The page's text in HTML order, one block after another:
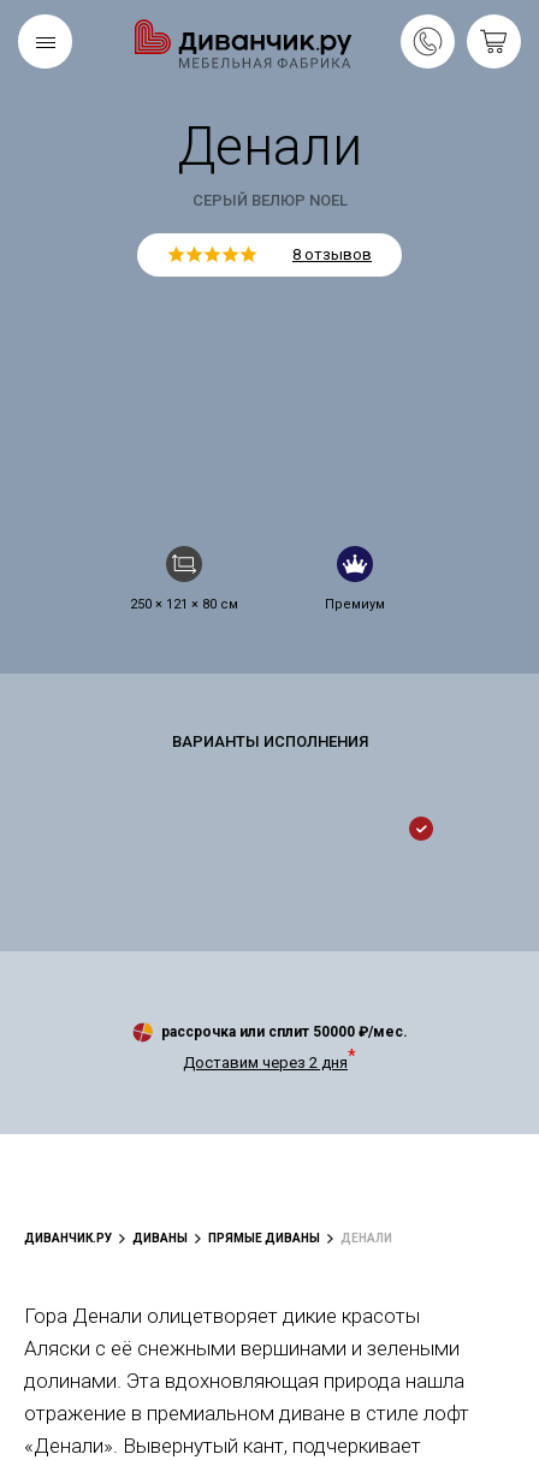
Денали
СЕРЫЙ ВЕЛЮР NOEL
8 отзывов
250 × 121 × 80 см Премиум
рассрочка или сплит 50000 ₽/мес.
Доставим через 2 дня*
ДИВАНЧИК.РУ ДИВАНЫ ПРЯМЫЕ ДИВАНЫ ДЕНАЛИ
Гора Денали олицетворяет дикие красоты
Аляски с её снежными вершинами и зелеными
долинами. Эта вдохновляющая природа нашла
отражение в премиальном диване в стиле лофт
«Денали». Вывернутый кант, подчеркивает
Скандинавская